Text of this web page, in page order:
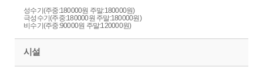
성수기(주중:180000원 주말:180000원)
극성수기(주중:180000원 주말:180000원)
비수기(주중:90000원 주말:120000원)
시설